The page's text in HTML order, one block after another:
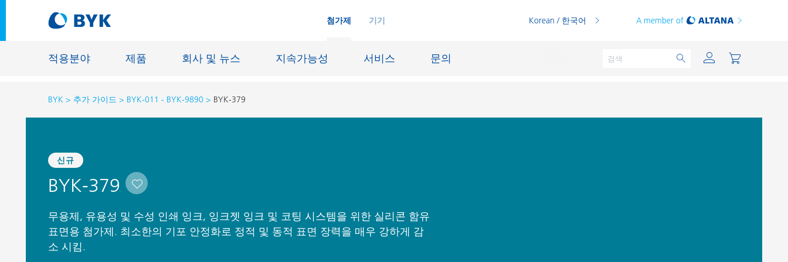
첨가제 기기 Korean / 한국어 A member of
적용분야 제품 회사 및 뉴스 지속가능성 서비스 문의
적용분야에 따른 제품 추천
접착제 및 실란트
건축용 도료
자동차 보수용 도료
제관용 도료
주물 및 내화물
Oil & Gas 분야
BYK 추가 가이드 BYK-011 - BYK-9890 BYK-379
신규
BYK-379
무용제, 유용성 및 수성 인쇄 잉크, 잉크젯 잉크 및 코팅 시스템을 위한 실리콘 함유
표면용 첨가제. 최소한의 기포 안정화로 정적 및 동적 표면 장력을 매우 강하게 감
소 시킴.